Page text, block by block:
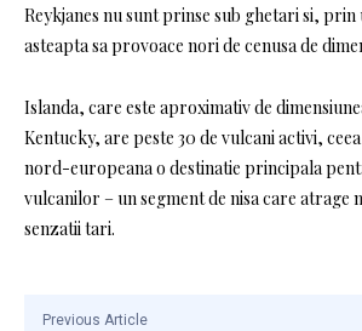
Reykjanes nu sunt prinse sub ghetari si,
asteapta sa provoace nori de cenusa de
Islanda, care este aproximativ de
Kentucky, are peste 30 de vulcani activi,
nord-europeana o destinatie principala
vulcanilor – un segment de nisa care atrage
senzatii tari.
Previous Article